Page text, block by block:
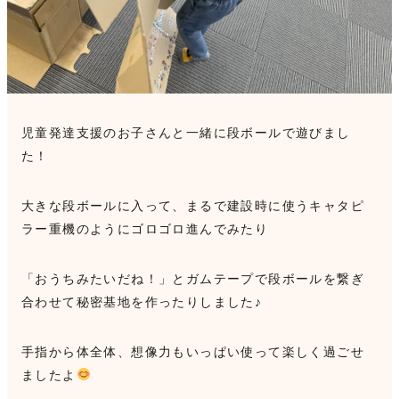
見学申込・お問合せ
児童発達支援のお子さんと一緒に段ボールで遊びまし
た！
大きな段ボールに入って、まるで建設時に使うキャタピ
ラー重機のようにゴロゴロ進んでみたり
「おうちみたいだね！」とガムテープで段ボールを繋ぎ
合わせて秘密基地を作ったりしました♪
手指から体全体、想像力もいっぱい使って楽しく過ごせ
ましたよ